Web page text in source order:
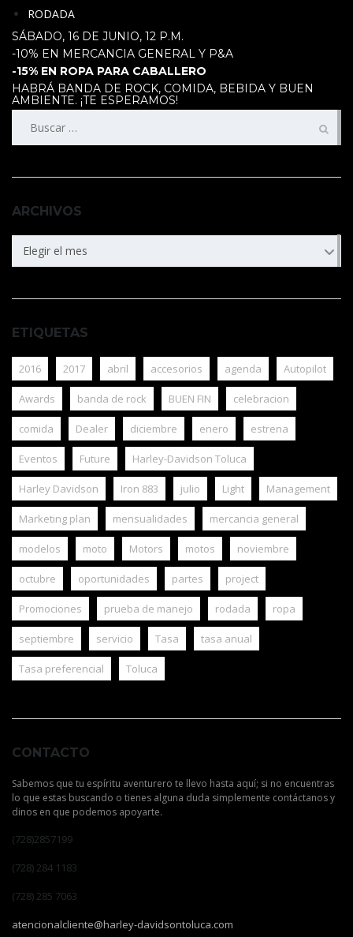
RODADA
SÁBADO, 16 DE JUNIO, 12 P.M.
-10% EN MERCANCIA GENERAL Y P&A
-15% EN ROPA PARA CABALLERO
HABRÁ BANDA DE ROCK, COMIDA, BEBIDA Y BUEN
AMBIENTE. ¡TE ESPERAMOS!
ARCHIVOS
ARCHIVOS
Elegir el mes
ETIQUETAS
2016 2017 abril accesorios agenda Autopilot
Awards banda de rock BUEN FIN celebracion
comida Dealer diciembre enero estrena
Eventos Future Harley-Davidson Toluca
Harley Davidson Iron 883 julio Light Management
Marketing plan mensualidades mercancia general
modelos moto Motors motos noviembre
octubre oportunidades partes project
Promociones prueba de manejo rodada ropa
septiembre servicio Tasa tasa anual
Tasa preferencial Toluca
CONTACTO
Sabemos que tu espíritu aventurero te llevo hasta aquí; si no encuentras
lo que estas buscando o tienes alguna duda simplemente contáctanos y
dinos en que podemos apoyarte.
(728)2857199
(728) 284 1183
(728) 285 7063
atencionalcliente@harley-davidsontoluca.com